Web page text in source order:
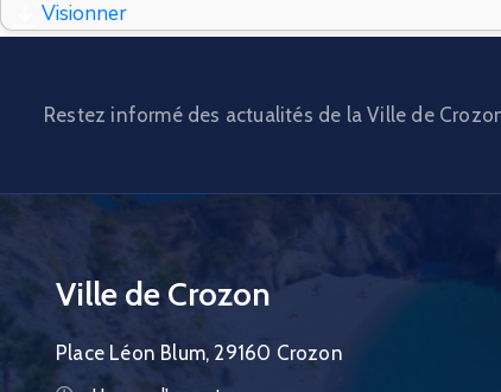
Visionner
Restez informé des actualités de la Ville de
Ville de Crozon
Place Léon Blum, 29160 Crozon